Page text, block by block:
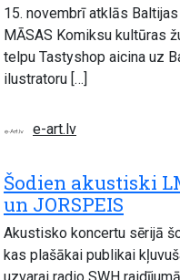
15. novembrī atklās
MĀSAS Komiksu kultūras
telpu Tastyshop aicina uz
ilustratoru […]
e-art.lv
Šodien akustiski
un JORSPEIS
Akustisko koncertu sērijā
kas plašākai publikai